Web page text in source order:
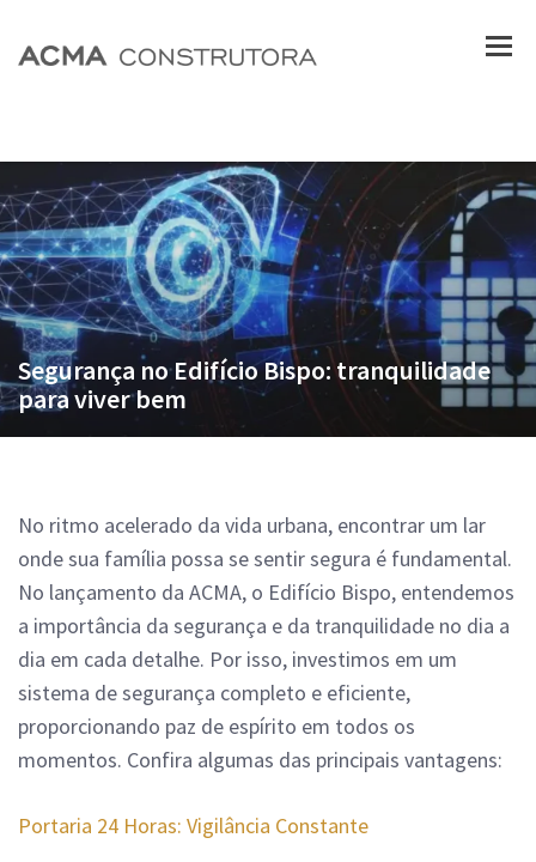
Segurança no Edifício Bispo: tranquilidade
para viver bem
No ritmo acelerado da vida urbana, encontrar um lar
onde sua família possa se sentir segura é fundamental.
No lançamento da ACMA, o Edifício Bispo, entendemos
a importância da segurança e da tranquilidade no dia a
dia em cada detalhe. Por isso, investimos em um
sistema de segurança completo e eficiente,
proporcionando paz de espírito em todos os
momentos. Confira algumas das principais vantagens:
Portaria 24 Horas: Vigilância Constante